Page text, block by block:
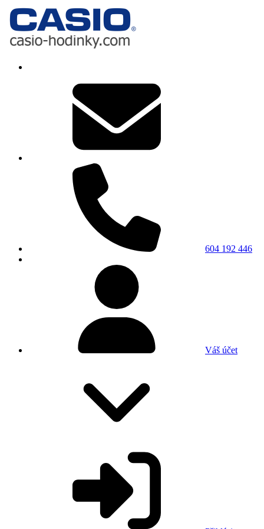
604 192 446
Váš účet